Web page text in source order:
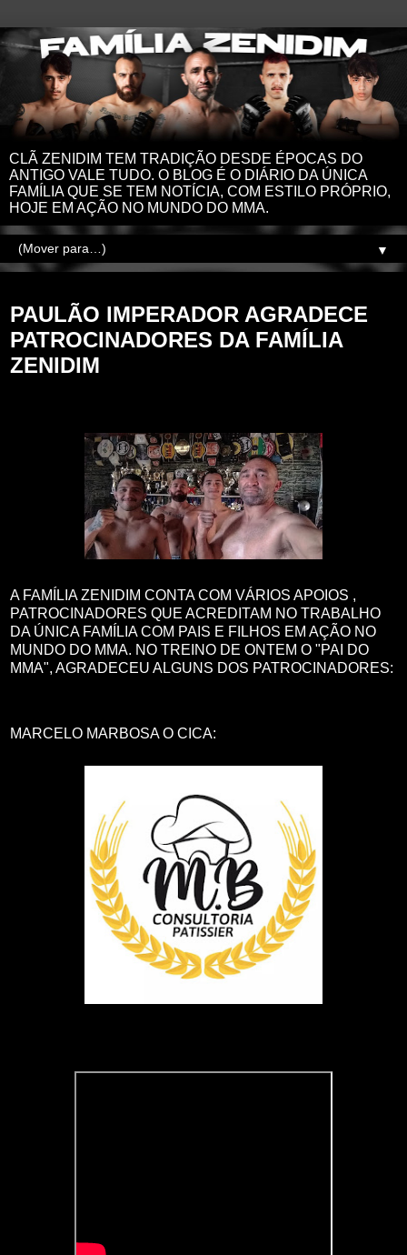
CLÃ ZENIDIM TEM TRADIÇÃO DESDE ÉPOCAS DO
ANTIGO VALE TUDO. O BLOG É O DIÁRIO DA ÚNICA
FAMÍLIA QUE SE TEM NOTÍCIA, COM ESTILO PRÓPRIO,
HOJE EM AÇÃO NO MUNDO DO MMA.
▼
PAULÃO IMPERADOR AGRADECE
PATROCINADORES DA FAMÍLIA
ZENIDIM
A FAMÍLIA ZENIDIM CONTA COM VÁRIOS APOIOS ,
PATROCINADORES QUE ACREDITAM NO TRABALHO
DA ÚNICA FAMÍLIA COM PAIS E FILHOS EM AÇÃO NO
MUNDO DO MMA. NO TREINO DE ONTEM O "PAI DO
MMA", AGRADECEU ALGUNS DOS PATROCINADORES:
MARCELO MARBOSA O CICA: